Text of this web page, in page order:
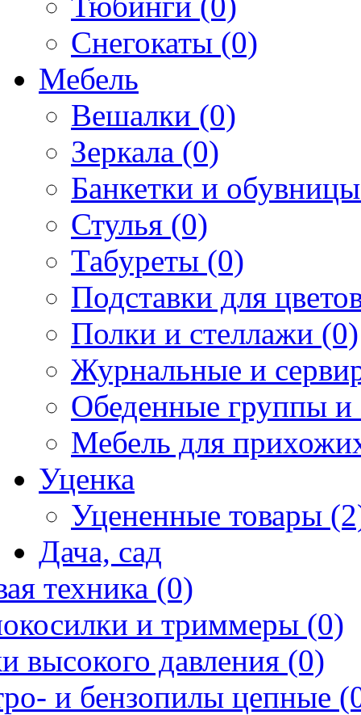
Снегокаты (0)
Мебель
Вешалки (0)
Зеркала (0)
Банкетки и
Стулья (0)
Табуреты (0)
Подставки для
Полки и стеллажи (0)
Журнальные и
Обеденные группы и
Мебель для
Уценка
Уцененные товары
Дача, сад
техника (0)
и триммеры (0)
высокого давления (0)
и бензопилы цепные